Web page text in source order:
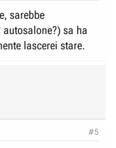
sarebbe
sa ha
lascerei stare.
#5